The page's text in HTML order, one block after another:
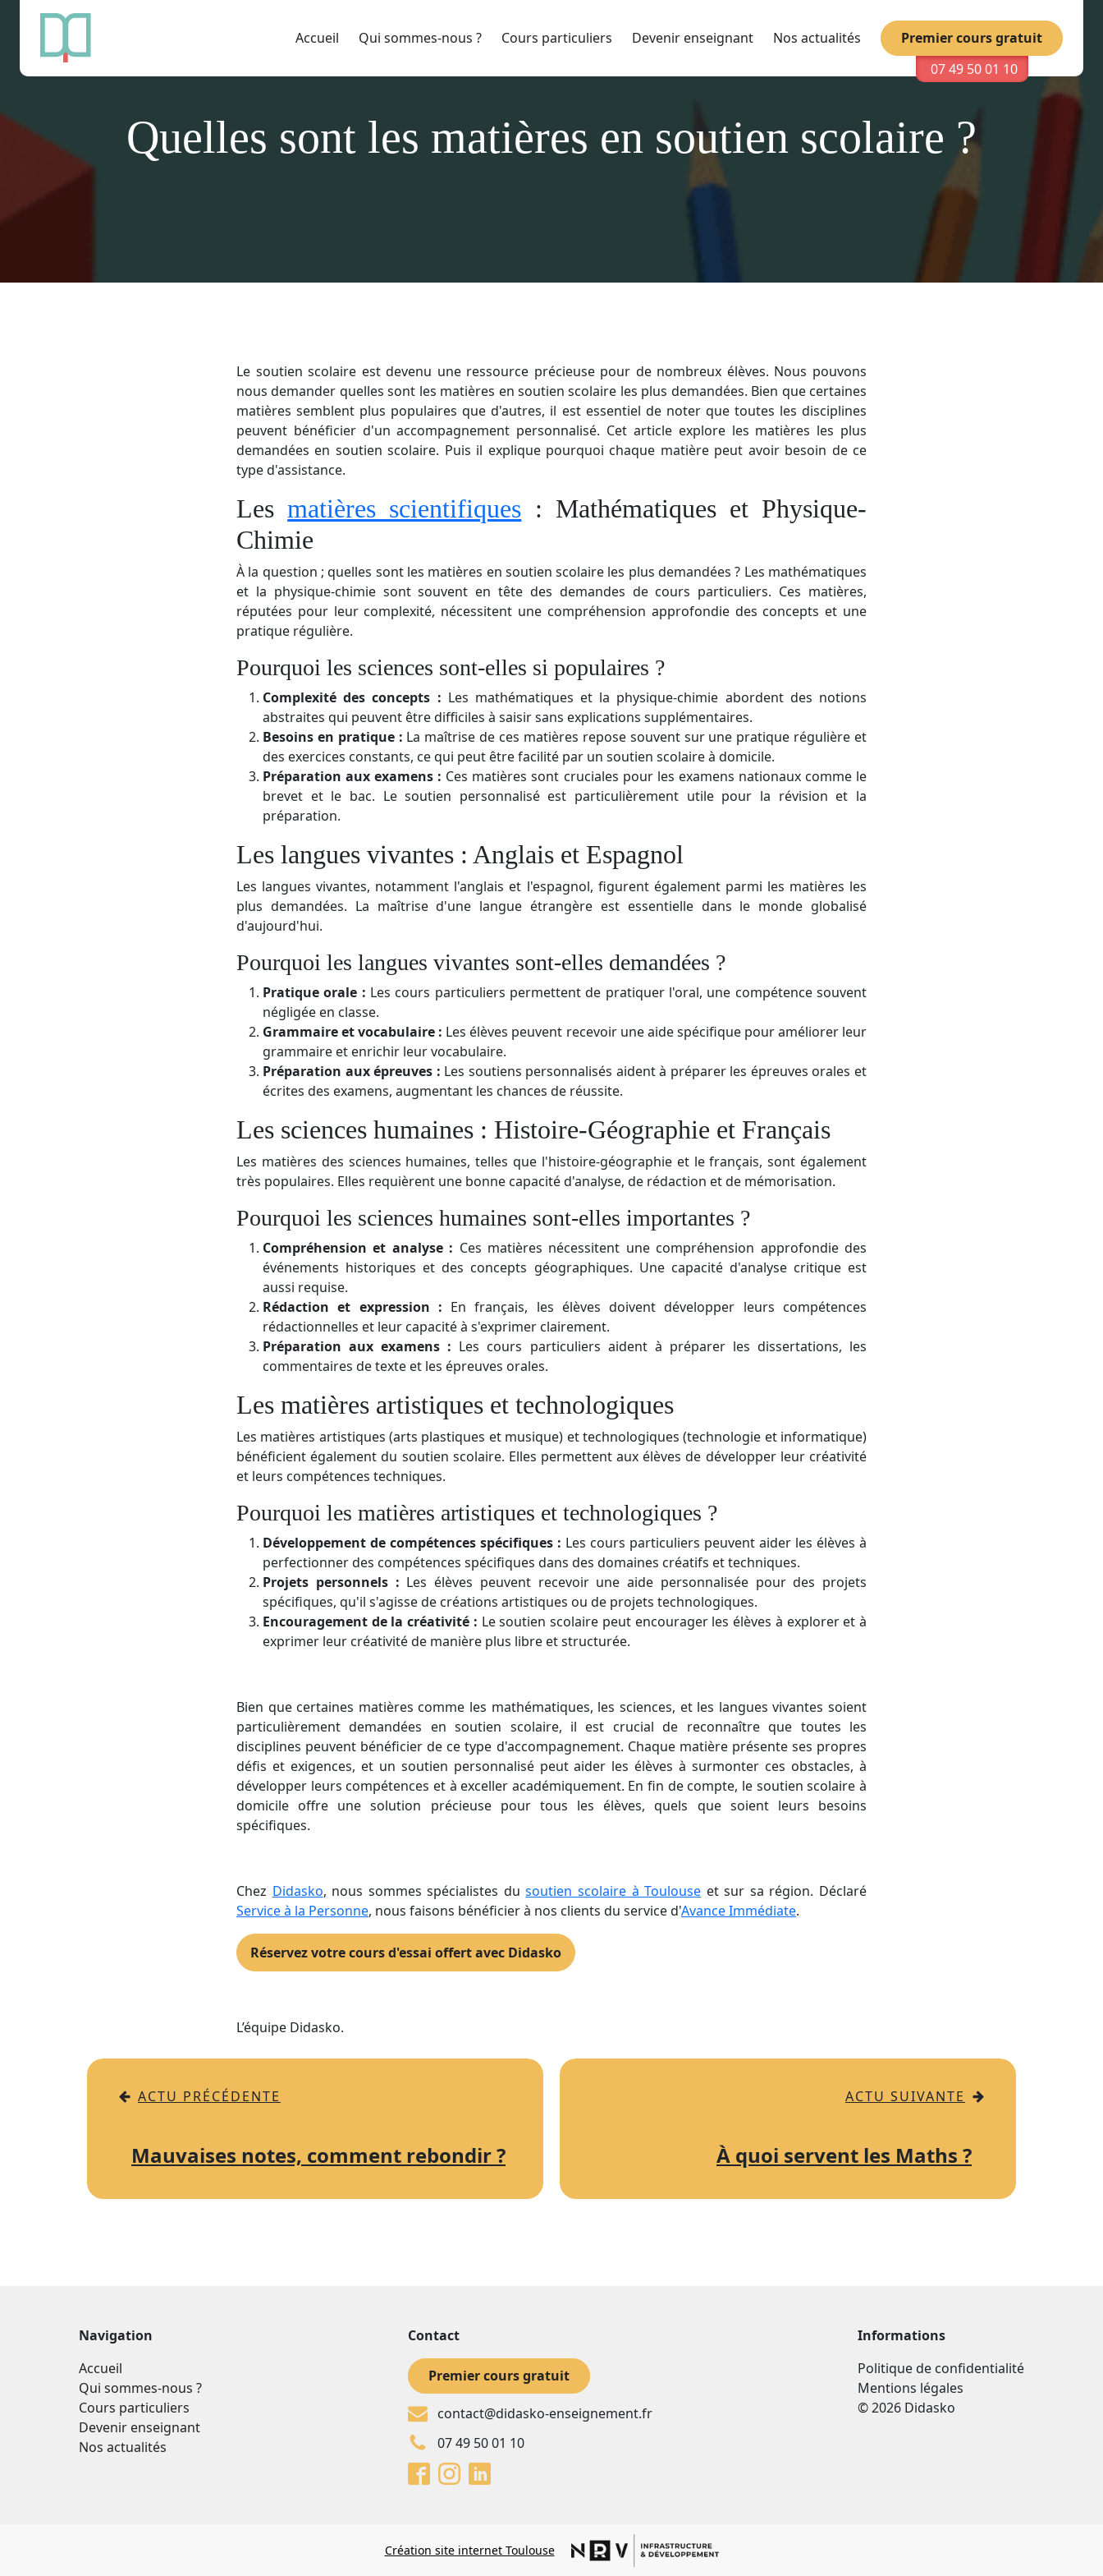
Accueil Qui sommes-nous ? Cours particuliers Devenir enseignant
Nos actualités
07 49 50 01 10
Premier cours gratuit
Quelles sont les matières en soutien scolaire ?
Le soutien scolaire est devenu une ressource précieuse pour de nombreux élèves. Nous pouvons
nous demander quelles sont les matières en soutien scolaire les plus demandées. Bien que certaines
matières semblent plus populaires que d'autres, il est essentiel de noter que toutes les disciplines
peuvent bénéficier d'un accompagnement personnalisé. Cet article explore les matières les plus
demandées en soutien scolaire. Puis il explique pourquoi chaque matière peut avoir besoin de ce
type d'assistance.
Lesmatières scientifiques : Mathématiques et Physique-
Chimie
À la question ; quelles sont les matières en soutien scolaire les plus demandées ? Les mathématiques
et la physique-chimie sont souvent en tête des demandes de cours particuliers. Ces matières,
réputées pour leur complexité, nécessitent une compréhension approfondie des concepts et une
pratique régulière.
Pourquoi les sciences sont-elles si populaires ?
Complexité des concepts : Les mathématiques et la physique-chimie abordent des notions
abstraites qui peuvent être difficiles à saisir sans explications supplémentaires.
Besoins en pratique : La maîtrise de ces matières repose souvent sur une pratique régulière et
des exercices constants, ce qui peut être facilité par un soutien scolaire à domicile.
Préparation aux examens : Ces matières sont cruciales pour les examens nationaux comme le
brevet et le bac. Le soutien personnalisé est particulièrement utile pour la révision et la
préparation.
Les langues vivantes : Anglais et Espagnol
Les langues vivantes, notamment l'anglais et l'espagnol, figurent également parmi les matières les
plus demandées. La maîtrise d'une langue étrangère est essentielle dans le monde globalisé
d'aujourd'hui.
Pourquoi les langues vivantes sont-elles demandées ?
Pratique orale : Les cours particuliers permettent de pratiquer l'oral, une compétence souvent
négligée en classe.
Grammaire et vocabulaire : Les élèves peuvent recevoir une aide spécifique pour améliorer leur
grammaire et enrichir leur vocabulaire.
Préparation aux épreuves : Les soutiens personnalisés aident à préparer les épreuves orales et
écrites des examens, augmentant les chances de réussite.
Les sciences humaines : Histoire-Géographie et Français
Les matières des sciences humaines, telles que l'histoire-géographie et le français, sont également
très populaires. Elles requièrent une bonne capacité d'analyse, de rédaction et de mémorisation.
Pourquoi les sciences humaines sont-elles importantes ?
Compréhension et analyse : Ces matières nécessitent une compréhension approfondie des
événements historiques et des concepts géographiques. Une capacité d'analyse critique est
aussi requise.
Rédaction et expression : En français, les élèves doivent développer leurs compétences
rédactionnelles et leur capacité à s'exprimer clairement.
Préparation aux examens : Les cours particuliers aident à préparer les dissertations, les
commentaires de texte et les épreuves orales.
Les matières artistiques et technologiques
Les matières artistiques (arts plastiques et musique) et technologiques (technologie et informatique)
bénéficient également du soutien scolaire. Elles permettent aux élèves de développer leur créativité
et leurs compétences techniques.
Pourquoi les matières artistiques et technologiques ?
Développement de compétences spécifiques : Les cours particuliers peuvent aider les élèves à
perfectionner des compétences spécifiques dans des domaines créatifs et techniques.
Projets personnels : Les élèves peuvent recevoir une aide personnalisée pour des projets
spécifiques, qu'il s'agisse de créations artistiques ou de projets technologiques.
Encouragement de la créativité : Le soutien scolaire peut encourager les élèves à explorer et à
exprimer leur créativité de manière plus libre et structurée.
Bien que certaines matières comme les mathématiques, les sciences, et les langues vivantes soient
particulièrement demandées en soutien scolaire, il est crucial de reconnaître que toutes les
disciplines peuvent bénéficier de ce type d'accompagnement. Chaque matière présente ses propres
défis et exigences, et un soutien personnalisé peut aider les élèves à surmonter ces obstacles, à
développer leurs compétences et à exceller académiquement. En fin de compte, le soutien scolaire à
domicile offre une solution précieuse pour tous les élèves, quels que soient leurs besoins
spécifiques.
Chez Didasko, nous sommes spécialistes dusoutien scolaire à Toulouse et sur sa région. Déclaré
Service à la Personne, nous faisons bénéficier à nos clients du service d'Avance Immédiate.
Réservez votre cours d'essai offert avec Didasko
L’équipe Didasko.
ACTU PRÉCÉDENTE
Mauvaises notes, comment rebondir ?
ACTU SUIVANTE
À quoi servent les Maths ?
Navigation
Accueil
Qui sommes-nous ?
Cours particuliers
Devenir enseignant
Nos actualités
Contact
Premier cours gratuit
contact@didasko-enseignement.fr
07 49 50 01 10
Informations
Politique de confidentialité
Mentions légales
© 2026 Didasko
Création site internet Toulouse